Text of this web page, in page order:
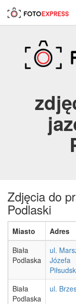
Zdjęcia do
Podlaski
Miasto Adres
Biała
Podlaska
ul.
Józefa
Biała
Podlaska
ul.